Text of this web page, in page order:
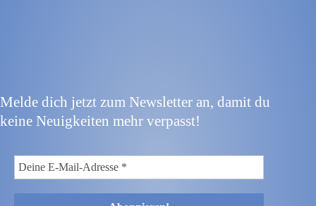
Melde dich jetzt zum Newsletter an, damit du
keine Neuigkeiten mehr verpasst!